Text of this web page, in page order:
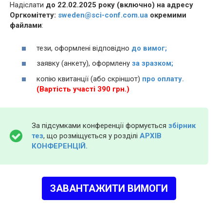
Надіслати до 22.02.2025 року (включно) на адресу
Оргкомітету: sweden@sci-conf.com.ua окремими
файлами:
тези, оформлені відповідно до вимог;
заявку (анкету), оформлену за зразком;
копію квитанції (або скріншот) про оплату.
(Вартість участі 390 грн.)
За підсумками конференції формується збірник
тез, що розміщується у розділі АРХІВ
КОНФЕРЕНЦІЙ.
ЗАВАНТАЖИТИ ВИМОГИ